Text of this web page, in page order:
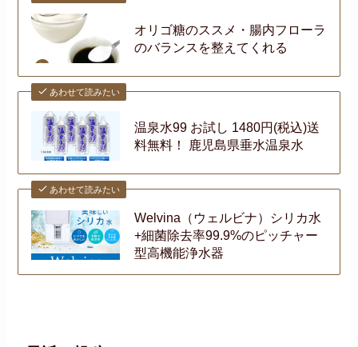
オリゴ糖のススメ・腸内フローラ
のバランスを整えてくれる
あわせて読みたい
温泉水99 お試し 1480円(税込)送
料無料！ 鹿児島県垂水温泉水
あわせて読みたい
Welvina（ウェルビナ）シリカ水
+細菌除去率99.9%のピッチャー
型高機能浄水器